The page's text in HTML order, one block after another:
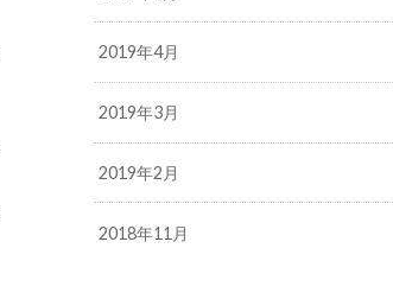
2019年4月
2019年3月
2019年2月
2018年11月